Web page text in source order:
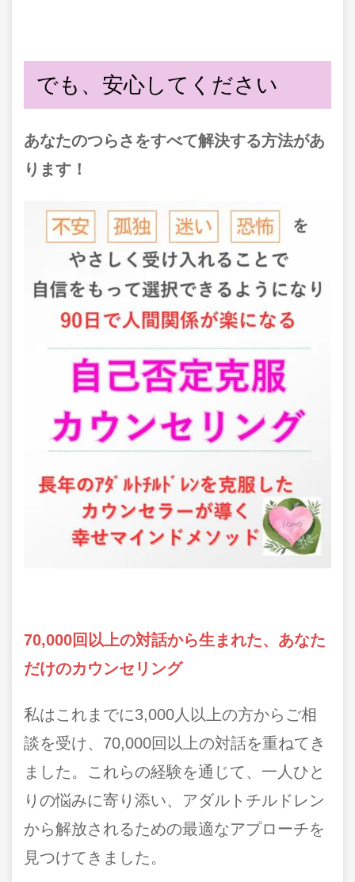
でも、安心してください
あなたのつらさをすべて解決する方法があ
ります！
70,000回以上の対話から生まれた、あなた
だけのカウンセリング
私はこれまでに3,000人以上の方からご相
談を受け、70,000回以上の対話を重ねてき
ました。これらの経験を通じて、一人ひと
りの悩みに寄り添い、アダルトチルドレン
から解放されるための最適なアプローチを
見つけてきました。